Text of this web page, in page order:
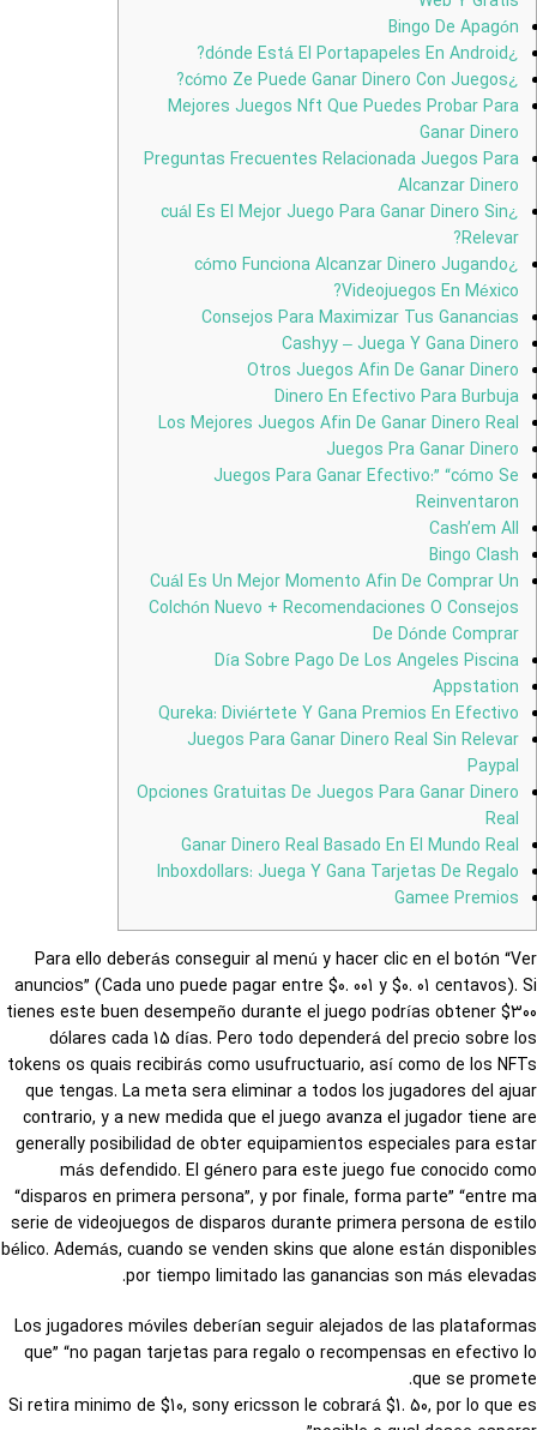
Bingo De Apagón
¿dónde Está El Portapapeles En Android?
¿cómo Ze Puede Ganar Dinero Con Juegos?
Mejores Juegos Nft Que Puedes Probar Para
Ganar Dinero
Preguntas Frecuentes Relacionada Juegos Para
Alcanzar Dinero
¿cuál Es El Mejor Juego Para Ganar Dinero Sin
Relevar?
¿cómo Funciona Alcanzar Dinero Jugando
Videojuegos En México?
Consejos Para Maximizar Tus Ganancias
Cashyy – Juega Y Gana Dinero
Otros Juegos Afin De Ganar Dinero
Dinero En Efectivo Para Burbuja
Los Mejores Juegos Afin De Ganar Dinero Real
Juegos Pra Ganar Dinero
Juegos Para Ganar Efectivo:” “cómo Se
Reinventaron
Cash’em All
Bingo Clash
Cuál Es Un Mejor Momento Afin De Comprar Un
Colchón Nuevo + Recomendaciones O Consejos
De Dónde Comprar
Día Sobre Pago De Los Angeles Piscina
Appstation
Qureka: Diviértete Y Gana Premios En Efectivo
Juegos Para Ganar Dinero Real Sin Relevar
Paypal
Opciones Gratuitas De Juegos Para Ganar Dinero
Real
Ganar Dinero Real Basado En El Mundo Real
Inboxdollars: Juega Y Gana Tarjetas De Regalo
Gamee Premios
Para ello deberás conseguir al menú y hacer clic en el botón “Ver
anuncios” (Cada uno puede pagar entre $0. 001 y $0. 01 centavos). Si
tienes este buen desempeño durante el juego podrías obtener $300
dólares cada 15 días. Pero todo dependerá del precio sobre los
tokens os quais recibirás como usufructuario, así como de los NFTs
que tengas. La meta sera eliminar a todos los jugadores del ajuar
contrario, y a new medida que el juego avanza el jugador tiene are
generally posibilidad de obter equipamientos especiales para estar
más defendido. El género para este juego fue conocido como
“disparos en primera persona”, y por finale, forma parte” “entre ma
serie de videojuegos de disparos durante primera persona de estilo
bélico. Además, cuando se venden skins que alone están disponibles
por tiempo limitado las ganancias son más elevadas.
Los jugadores móviles deberían seguir alejados de las plataformas
que” “no pagan tarjetas para regalo o recompensas en efectivo lo
que se promete.
Si retira minimo de $10, sony ericsson le cobrará $1. 50, por lo que es